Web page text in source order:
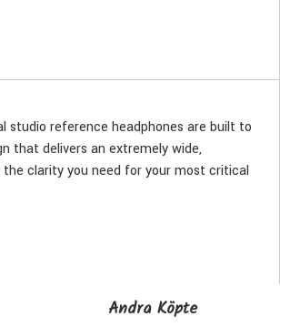
studio reference headphones are built to
that delivers an extremely wide,
the clarity you need for your most critical
ear fatigue and pinpoint
Andra Köpte